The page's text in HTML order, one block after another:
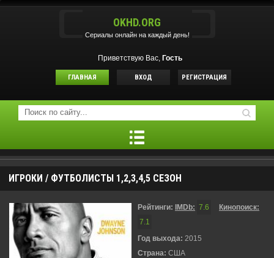
OKHD.ORG
Сериалы онлайн на каждый день!
Приветствую Вас, Гость
ГЛАВНАЯ ВХОД РЕГИСТРАЦИЯ
ИГРОКИ / ФУТБОЛИСТЫ 1,2,3,4,5 СЕЗОН
Рейтинги: IMDb: 7.6
Кинопоиск:
7.1
Год выхода: 2015
Страна: США